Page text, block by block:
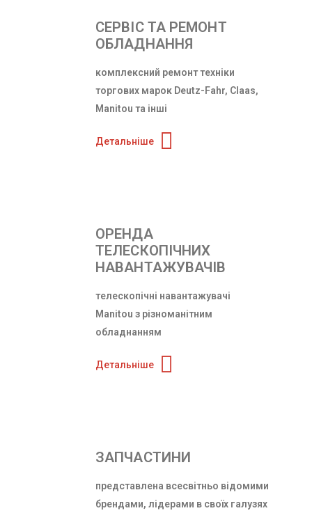
СЕРВІС ТА РЕМОНТ
ОБЛАДНАННЯ
комплексний ремонт техніки
торгових марок Deutz-Fahr, Claas,
Manitou та інші
Детальніше
ОРЕНДА
ТЕЛЕСКОПІЧНИХ
НАВАНТАЖУВАЧІВ
телескопічні навантажувачі
Manitou з різноманітним
обладнанням
Детальніше
ЗАПЧАСТИНИ
представлена всесвітньо відомими
брендами, лідерами в своїх галузях